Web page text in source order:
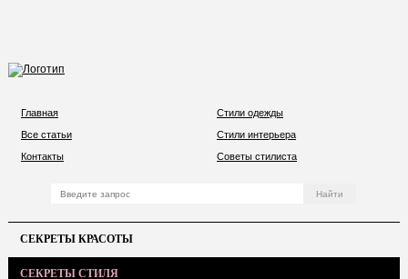
Главная
Стили одежды
Все статьи
Стили интерьера
Контакты
Советы стилиста
СЕКРЕТЫ КРАСОТЫ
СЕКРЕТЫ СТИЛЯ